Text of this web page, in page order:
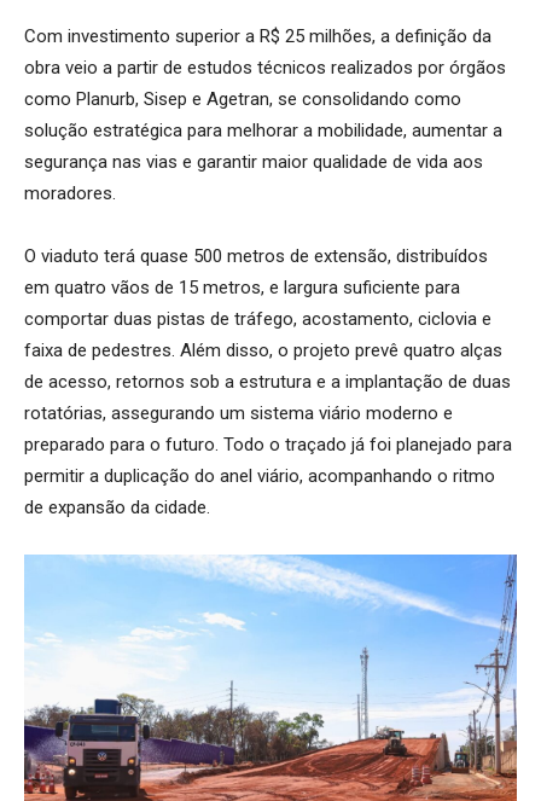
Com investimento superior a R$ 25 milhões, a definição da
obra veio a partir de estudos técnicos realizados por órgãos
como Planurb, Sisep e Agetran, se consolidando como
solução estratégica para melhorar a mobilidade, aumentar a
segurança nas vias e garantir maior qualidade de vida aos
moradores.
O viaduto terá quase 500 metros de extensão, distribuídos
em quatro vãos de 15 metros, e largura suficiente para
comportar duas pistas de tráfego, acostamento, ciclovia e
faixa de pedestres. Além disso, o projeto prevê quatro alças
de acesso, retornos sob a estrutura e a implantação de duas
rotatórias, assegurando um sistema viário moderno e
preparado para o futuro. Todo o traçado já foi planejado para
permitir a duplicação do anel viário, acompanhando o ritmo
de expansão da cidade.